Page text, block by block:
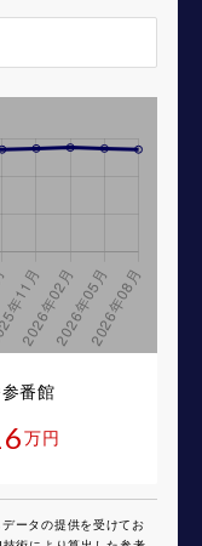
番館
万円
ータの提供を受けてお